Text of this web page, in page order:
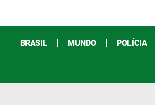
BRASIL MUNDO POLÍCIA